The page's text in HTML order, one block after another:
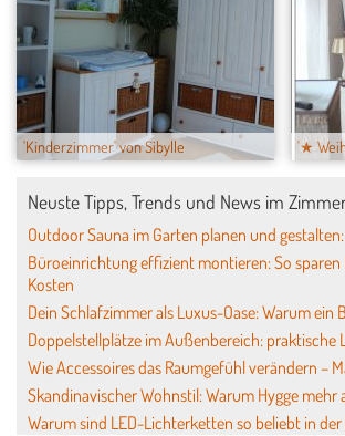
'Kinderzimmer' von Sibylle '★
Neuste Tipps, Trends und News im
Outdoor Sauna im Garten planen und
Büroeinrichtung effizient montieren: So
Kosten
Dein Schlafzimmer als Luxus-Oase: Warum ein
Doppelstellplätze im Außenbereich: praktische
Wie Accessoires das Raumgefühl verändern –
Skandinavischer Wohnstil: Warum Hygge mehr
Warum sind LED-Lichterketten so beliebt in der